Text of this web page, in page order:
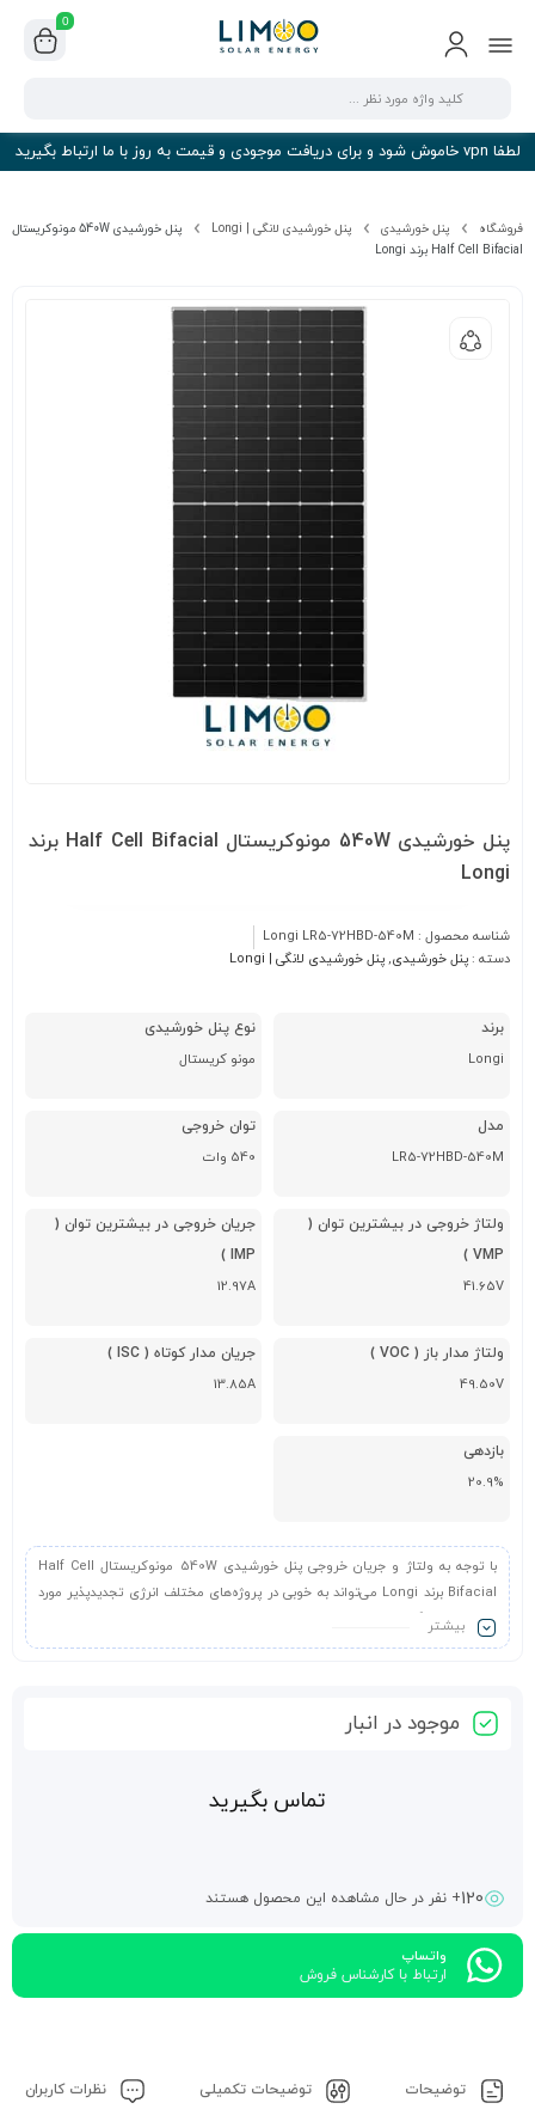
0
لطفا vpn خاموش شود و برای دریافت موجودی و قیمت به روز با ما ارتباط بگیرید
فروشگاه پنل خورشیدی پنل خورشیدی لانگی | Longi
پنل خورشیدی 540W مونوکریستال
Half Cell Bifacial برند Longi
پنل خورشیدی 540W مونوکریستال Half Cell Bifacial برند
Longi
شناسه محصول : Longi LR5-72HBD-540M
دسته : پنل خورشیدی, پنل خورشیدی لانگی | Longi
برند
Longi
نوع پنل خورشیدی
مونو کریستال
مدل
LR5-72HBD-540M
توان خروجی
540 وات
ولتاژ خروجی در بیشترین توان (
VMP )
41.65V
جریان خروجی در بیشترین توان (
IMP )
12.97A
ولتاژ مدار باز ( VOC )
49.50V
جریان مدار کوتاه ( ISC )
13.85A
بازدهی
20.9%
با توجه به ولتاژ و جریان خروجی پنل خورشیدی 540W مونوکریستال Half Cell
Bifacial برند Longi می‌تواند به خوبی در پروژه‌های مختلف انرژی تجدیدپذیر مورد
استفاده قرار گیرد.
بیشـتر
موجود در انبار
تماس بگیرید
120+ نفر در حال مشاهده این محصول هستند
واتساپ
ارتباط با کارشناس فروش
توضیحات توضیحات تکمیلی نظرات کاربران